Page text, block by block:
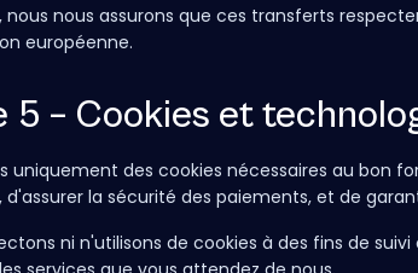
nous nous assurons que ces transferts
européenne.
– Cookies et
uniquement des cookies nécessaires au bon
d'assurer la sécurité des paiements, et de
ni n'utilisons de cookies à des fins de